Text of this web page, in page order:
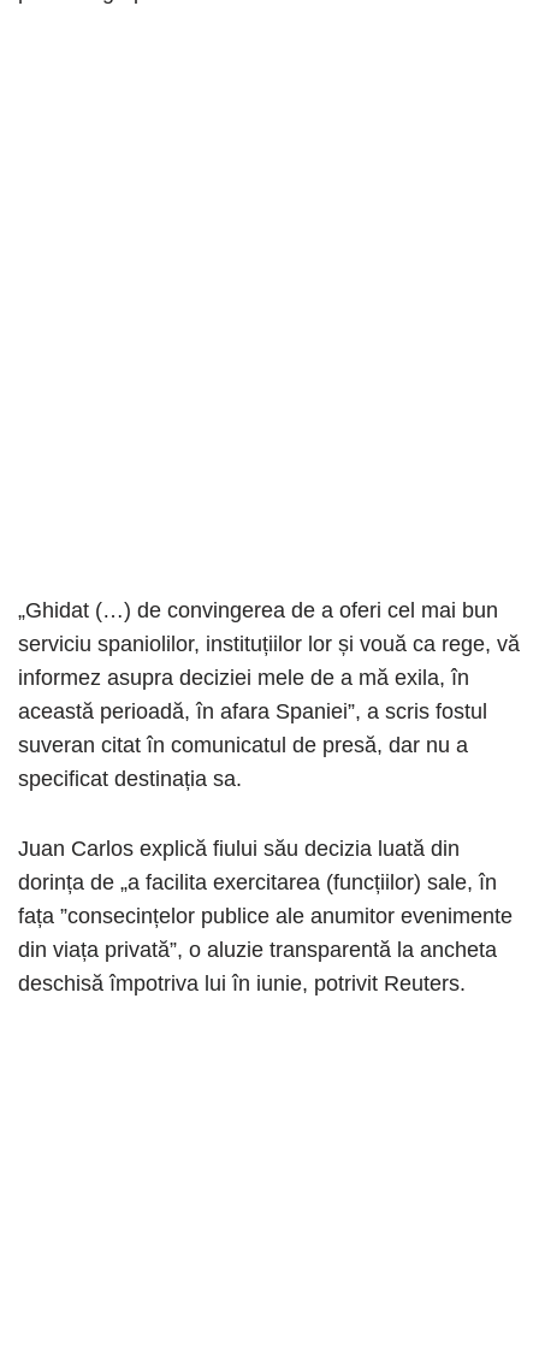
„Ghidat (…) de convingerea de a oferi cel mai bun
serviciu spaniolilor, instituțiilor lor și vouă ca rege, vă
informez asupra deciziei mele de a mă exila, în
această perioadă, în afara Spaniei”, a scris fostul
suveran citat în comunicatul de presă, dar nu a
specificat destinația sa.
Juan Carlos explică fiului său decizia luată din
dorința de „a facilita exercitarea (funcțiilor) sale, în
fața ”consecințelor publice ale anumitor evenimente
din viața privată”, o aluzie transparentă la ancheta
deschisă împotriva lui în iunie, potrivit Reuters.